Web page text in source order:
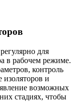
для
в рабочем режиме.
контроль
изоляторов и
возможных
стадиях, чтобы